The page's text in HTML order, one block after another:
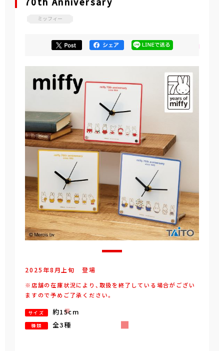
ミッフィー
2025年8 月 上旬 登場
※店舗の在庫状況により、取扱を終了している場合がござい
ますので予めご了承ください。
サイズ 約15cm
種類 全3種